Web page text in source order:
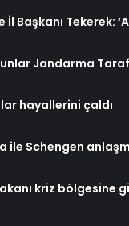
İl Başkanı Tekerek:
Jandarma
hayallerini çaldı
Schengen
kriz bölgesine